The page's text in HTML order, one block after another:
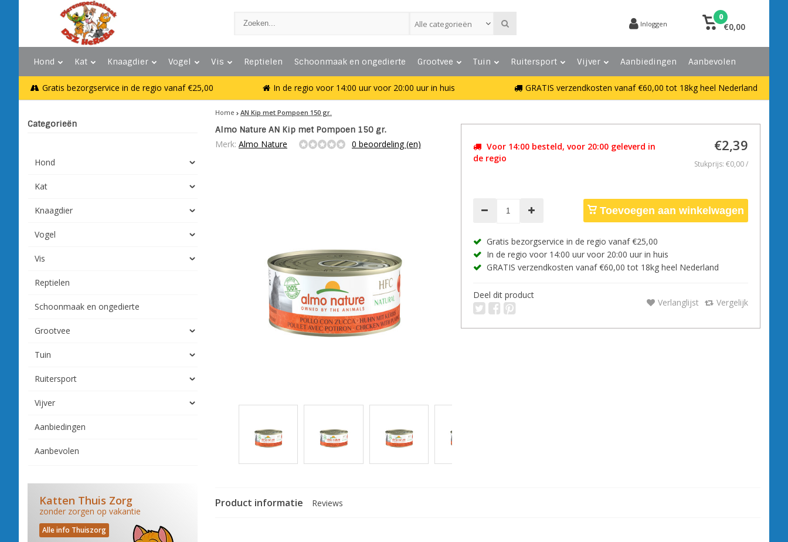
Alle categorieën Inloggen
0
€0,00
Hond Kat Knaagdier Vogel Vis Reptielen Schoonmaak en ongedierte Grootvee Tuin Ruitersport Vijver Aanbiedingen Aanbevolen
Gratis bezorgservice in de regio vanaf €25,00 In de regio voor 14:00 uur voor 20:00 uur in huis GRATIS verzendkosten vanaf €60,00 tot 18kg heel Nederland
Categorieën
Hond
Kat
Knaagdier
Vogel
Vis
Reptielen
Schoonmaak en ongedierte
Grootvee
Tuin
Ruitersport
Vijver
Aanbiedingen
Aanbevolen
Katten Thuis Zorg
zonder zorgen op vakantie
Alle info Thuiszorg
Home AN Kip met Pompoen 150 gr.
Almo Nature AN Kip met Pompoen 150 gr.
Merk: Almo Nature 0 beoordeling (en)
Voor 14:00 besteld, voor 20:00 geleverd in
de regio
€2,39
Stukprijs: €0,00 /
Toevoegen aan winkelwagen
Gratis bezorgservice in de regio vanaf €25,00
In de regio voor 14:00 uur voor 20:00 uur in huis
GRATIS verzendkosten vanaf €60,00 tot 18kg heel Nederland
Deel dit product
Verlanglijst Vergelijk
Product informatie Reviews